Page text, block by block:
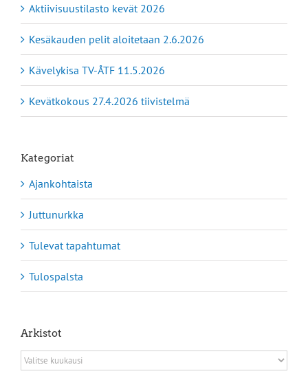
Aktiivisuustilasto kevät 2026
Kesäkauden pelit aloitetaan 2.6.2026
Kävelykisa TV-ÅTF 11.5.2026
Kevätkokous 27.4.2026 tiivistelmä
Kategoriat
Ajankohtaista
Juttunurkka
Tulevat tapahtumat
Tulospalsta
Arkistot
Arkistot